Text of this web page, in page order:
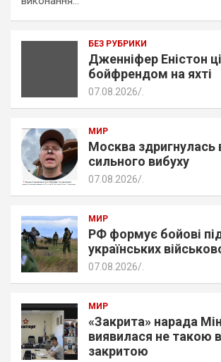
БЕЗ РУБРИКИ
Дженніфер Еністон
бойфрендом на яхті
07.08.2026
МИР
Москва здригнулась
сильного вибуху
07.08.2026
МИР
РФ формує бойові
українських
07.08.2026
МИР
«Закрита» нарада
виявилася не такою
закритою